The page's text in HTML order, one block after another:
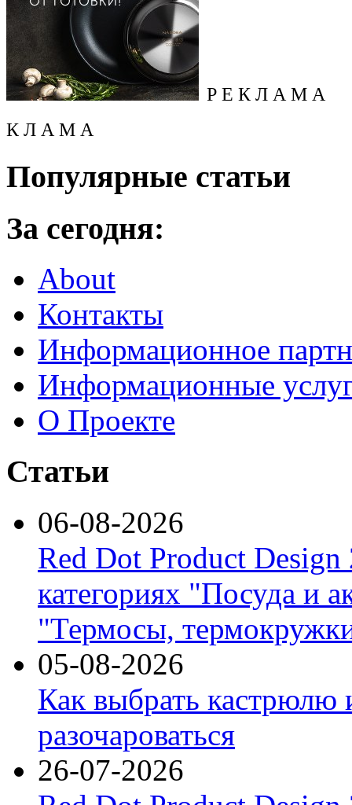
Р Е К Л А М А
К Л А М А
Популярные статьи
За сегодня:
About
Контакты
Информационное
Информационные
О Проекте
Статьи
06-08-2026
Red Dot Product Design
категориях "Посуда и
"Термосы,
05-08-2026
Как выбрать кастрюлю
разочароваться
26-07-2026